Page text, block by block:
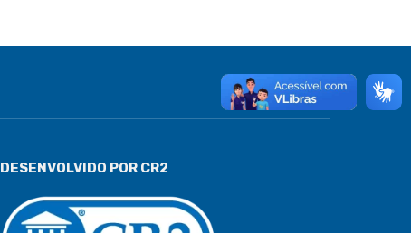
DESENVOLVIDO POR CR2